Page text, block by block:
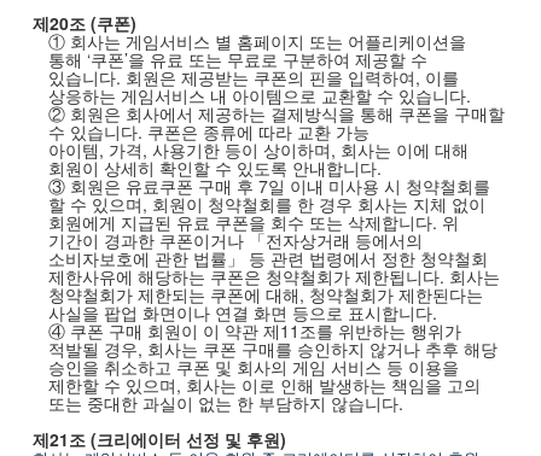
제20조(쿠폰)
① 회사는 게임서비스 별 홈페이지 또는 어플리케이션을
통해 ‘쿠폰’을 유료 또는 무료로 구분하여 제공할 수
있습니다. 회원은 제공받는 쿠폰의 핀을 입력하여, 이를
상응하는 게임서비스 내 아이템으로 교환할 수 있습니다.
② 회원은 회사에서 제공하는 결제방식을 통해 쿠폰을 구매할
수 있습니다. 쿠폰은 종류에 따라 교환 가능
아이템, 가격, 사용기한 등이 상이하며, 회사는 이에 대해
회원이 상세히 확인할 수 있도록 안내합니다.
③ 회원은 유료쿠폰 구매 후 7일 이내 미사용 시 청약철회를
할 수 있으며, 회원이 청약철회를 한 경우 회사는 지체 없이
회원에게 지급된 유료 쿠폰을 회수 또는 삭제합니다. 위
기간이 경과한 쿠폰이거나 「전자상거래 등에서의
소비자보호에 관한 법률」 등 관련 법령에서 정한 청약철회
제한사유에 해당하는 쿠폰은 청약철회가 제한됩니다. 회사는
청약철회가 제한되는 쿠폰에 대해, 청약철회가 제한된다는
사실을 팝업 화면이나 연결 화면 등으로 표시합니다.
④ 쿠폰 구매 회원이 이 약관 제11 조를 위반하는 행위가
적발될 경우, 회사는 쿠폰 구매를 승인하지 않거나 추후 해당
승인을 취소하고 쿠폰 및 회사의 게임 서비스 등 이용을
제한할 수 있으며, 회사는 이로 인해 발생하는 책임을 고의
또는 중대한 과실이 없는 한 부담하지 않습니다.
제21조(크리에이터 선정 및 후원)